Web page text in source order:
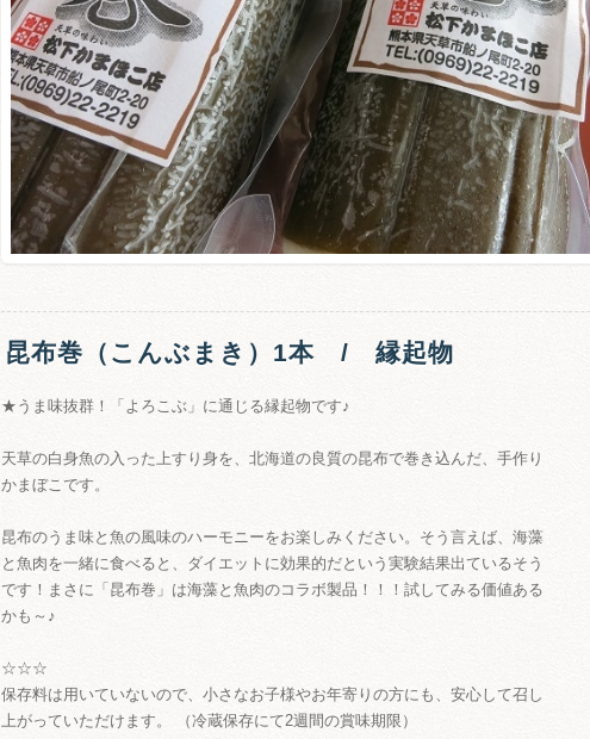
昆布巻（こんぶまき）1本 / 縁起物
★うま味抜群！「よろこぶ」に通じる縁起物です♪
天草の白身魚の入った上すり身を、北海道の良質の昆布で巻き込んだ、手作り
かまぼこです。
昆布のうま味と魚の風味のハーモニーをお楽しみください。そう言えば、海藻
と魚肉を一緒に食べると、ダイエットに効果的だという実験結果出ているそう
です！まさに「昆布巻」は海藻と魚肉のコラボ製品！！！試してみる価値ある
かも～♪
☆☆☆
保存料は用いていないので、小さなお子様やお年寄りの方にも、安心して召し
上がっていただけます。 （冷蔵保存にて2週間の賞味期限）